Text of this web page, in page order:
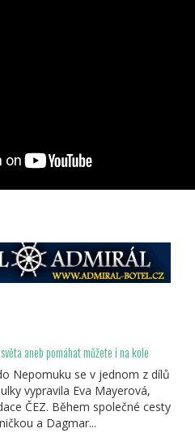
aneb pomáhat můžete i na kole
Nepomuku se v jednom z dílů
vypravila Eva Mayerová,
ČEZ. Během společné cesty
a Dagmar...